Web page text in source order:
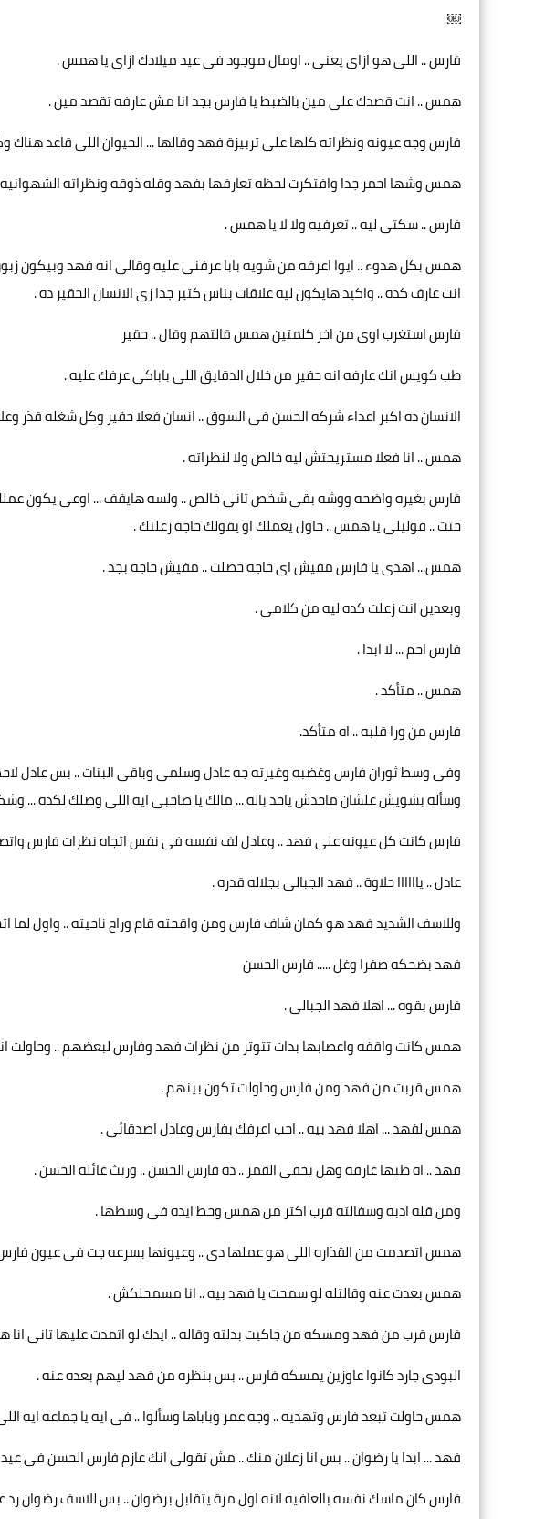
￼
فارس .. اللى هو ازاى يعنى .. اومال موجود فى عيد ميلادك ازاى يا همس .
همس .. انت قصدك على مين بالضبط يا فارس بجد انا مش عارفه تقصد مين .
فارس وجه عيونه ونظراته كلها على تربيزة فهد وقالها ... الحيوان اللى قاعد هناك
همس وشها احمر جدا وافتكرت لحظه تعارفها بفهد وقله ذوقه ونظراته
فارس .. سكتى ليه .. تعرفيه ولا لا يا همس .
همس بكل هدوء .. ايوا اعرفه من شويه بابا عرفنى عليه وقالى انه فهد وبيكون
انت عارف كده .. واكيد هايكون ليه علاقات بناس كتير جدا زى الانسان الحقير ده .
فارس استغرب اوى من اخر كلمتين همس قالتهم وقال .. حقير
طب كويس انك عارفه انه حقير من خلال الدقايق اللى باباكى عرفك عليه .
الانسان ده اكبر اعداء شركه الحسن فى السوق .. انسان فعلا حقير وكل شغله قذر
همس .. انا فعلا مستريحتش ليه خالص ولا لنظراته .
فارس بغيره واضحه ووشه بقى شخص تانى خالص .. ولسه هايقف ... اوعى يكون عملك
حتت .. قوليلى يا همس .. حاول يعملك او يقولك حاجه زعلتك .
همس... اهدى يا فارس مفيش اى حاجه حصلت .. مفيش حاجه بجد .
وبعدين انت زعلت كده ليه من كلامى .
فارس احم ... لا ابدا .
همس .. متأكد .
فارس من ورا قلبه .. اه متأكد.
وفى وسط ثوران فارس وغضبه وغيرته جه عادل وسلمى وباقى البنات .. بس عادل
وسأله بشويش علشان ماحدش ياخد باله ... مالك يا صاحبى ايه اللى وصلك لكده ...
فارس كانت كل عيونه على فهد .. وعادل لف نفسه فى نفس اتجاه نظرات فارس
عادل .. ياااااا حلاوة .. فهد الجبالى بجلاله قدره .
وللاسف الشديد فهد هو كمان شاف فارس ومن واقحته قام وراح ناحيته .. واول لما
فهد بضحكه صفرا وغل ..... فارس الحسن
فارس بقوه ... اهلا فهد الجبالى .
همس كانت واقفه واعصابها بدات تتوتر من نظرات فهد وفارس لبعضهم .. وحاولت
همس قربت من فهد ومن فارس وحاولت تكون بينهم .
همس لفهد ... اهلا فهد بيه .. احب اعرفك بفارس وعادل اصدقائى .
فهد .. اه طبها عارفه وهل يخفى القمر .. ده فارس الحسن .. وريث عائله الحسن .
ومن قله ادبه وسفالته قرب اكتر من همس وحط ايده فى وسطها .
همس اتصدمت من القذاره اللى هو عملها دى .. وعيونها بسرعه جت فى عيون فارس
همس بعدت عنه وقالتله لو سمحت يا فهد بيه .. انا مسمحلكش .
فارس قرب من فهد ومسكه من جاكيت بدلته وقاله .. ايدك لو اتمدت عليها تانى
البودى جارد كانوا عاوزين يمسكه فارس .. بس بنظره من فهد ليهم بعده عنه .
همس حاولت تبعد فارس وتهديه .. وجه عمر وباباها وسألوا .. فى ايه يا جماعه ايه
فهد ... ابدا يا رضوان .. بس انا زعلان منك .. مش تقولى انك عازم فارس الحسن فى
فارس كان ماسك نفسه بالعافيه لانه اول مرة يتقابل برضوان .. بس للاسف رضوان